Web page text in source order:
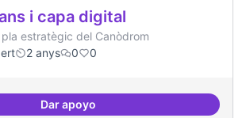
i capa digital
estratègic del Canòdrom
2 anys 0 0
Dar apoyoDrets Humans i capa digital